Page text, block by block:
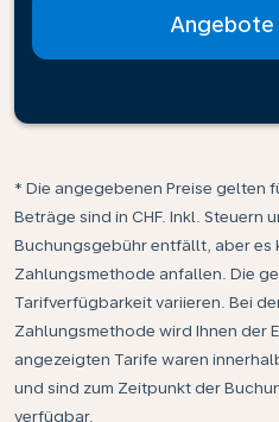
Angebote
* Die angegebenen Preise gelten
Beträge sind in CHF. Inkl. Steuern
Buchungsgebühr entfällt, aber es
Zahlungsmethode anfallen. Die
Tarifverfügbarkeit variieren. Bei
Zahlungsmethode wird Ihnen der
angezeigten Tarife waren
und sind zum Zeitpunkt der
verfügbar.